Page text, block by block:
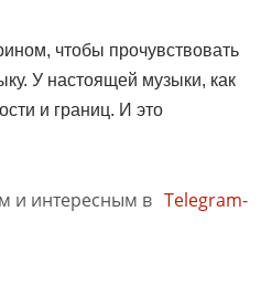
чтобы прочувствовать
У настоящей музыки, как
и границ. И это
и интересным в Telegram-